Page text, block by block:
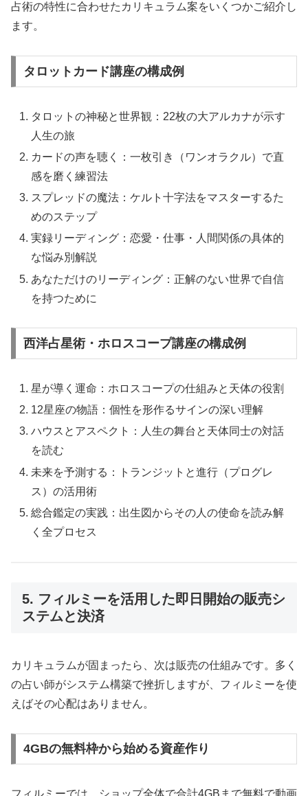
占術の特性に合わせたカリキュラム案をいくつかご紹介し
ます。
タロットカード講座の構成例
タロットの神秘と世界観：22枚の大アルカナが示す
人生の旅
カードの声を聴く：一枚引き（ワンオラクル）で直
感を磨く練習法
スプレッドの魔法：ケルト十字法をマスターするた
めのステップ
実録リーディング：恋愛・仕事・人間関係の具体的
な悩み別解説
あなただけのリーディング：正解のない世界で自信
を持つために
西洋占星術・ホロスコープ講座の構成例
星が導く運命：ホロスコープの仕組みと天体の役割
12星座の物語：個性を形作るサインの深い理解
ハウスとアスペクト：人生の舞台と天体同士の対話
を読む
未来を予測する：トランジットと進行（プログレ
ス）の活用術
総合鑑定の実践：出生図からその人の使命を読み解
く全プロセス
5. フィルミーを活用した即日開始の販売シ
ステムと決済
カリキュラムが固まったら、次は販売の仕組みです。多く
の占い師がシステム構築で挫折しますが、フィルミーを使
えばその心配はありません。
4GBの無料枠から始める資産作り